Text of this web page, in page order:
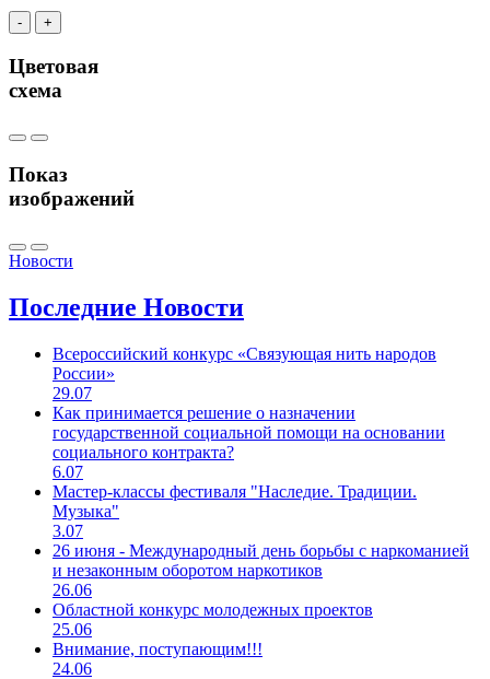
- +
Цветовая
схема
Показ
изображений
Новости
Последние Новости
Всероссийский конкурс «Связующая нить народов
России»
29.07
Как принимается решение о назначении
государственной социальной помощи на основании
социального контракта?
6.07
Мастер-классы фестиваля "Наследие. Традиции.
Музыка"
3.07
26 июня - Международный день борьбы с наркоманией
и незаконным оборотом наркотиков
26.06
Областной конкурс молодежных проектов
25.06
Внимание, поступающим!!!
24.06